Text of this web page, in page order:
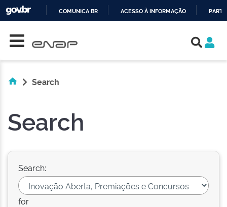
COMUNICA BR ACESSO À INFORMAÇÃO
Search
Search
Search:
for